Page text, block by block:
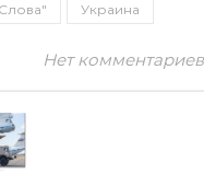
Украина
Нет комментариев